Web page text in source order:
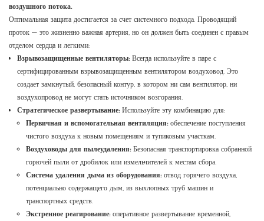
воздушного потока.
Оптимальная защита достигается за счет системного подхода. Проводящий
проток — это жизненно важная артерия, но он должен быть соединен с правым
отделом сердца и легкими:
Взрывозащищенные вентиляторы:Всегда используйте в паре с
сертифицированным взрывозащищенным вентилятором воздуховод. Это
создает замкнутый, безопасный контур, в котором ни сам вентилятор, ни
воздухопровод не могут стать источником возгорания.
Стратегическое развертывание:Используйте эту комбинацию для:
Первичная и вспомогательная вентиляция:обеспечение поступления
чистого воздуха к новым помещениям и тупиковым участкам.
Воздуховоды для пылеудаления:Безопасная транспортировка собранной
горючей пыли от дробилок или измельчителей к местам сбора.
Система удаления дыма из оборудования:отвод горячего воздуха,
потенциально содержащего дым, из выхлопных труб машин и
транспортных средств.
Экстренное реагирование:оперативное развертывание временной,